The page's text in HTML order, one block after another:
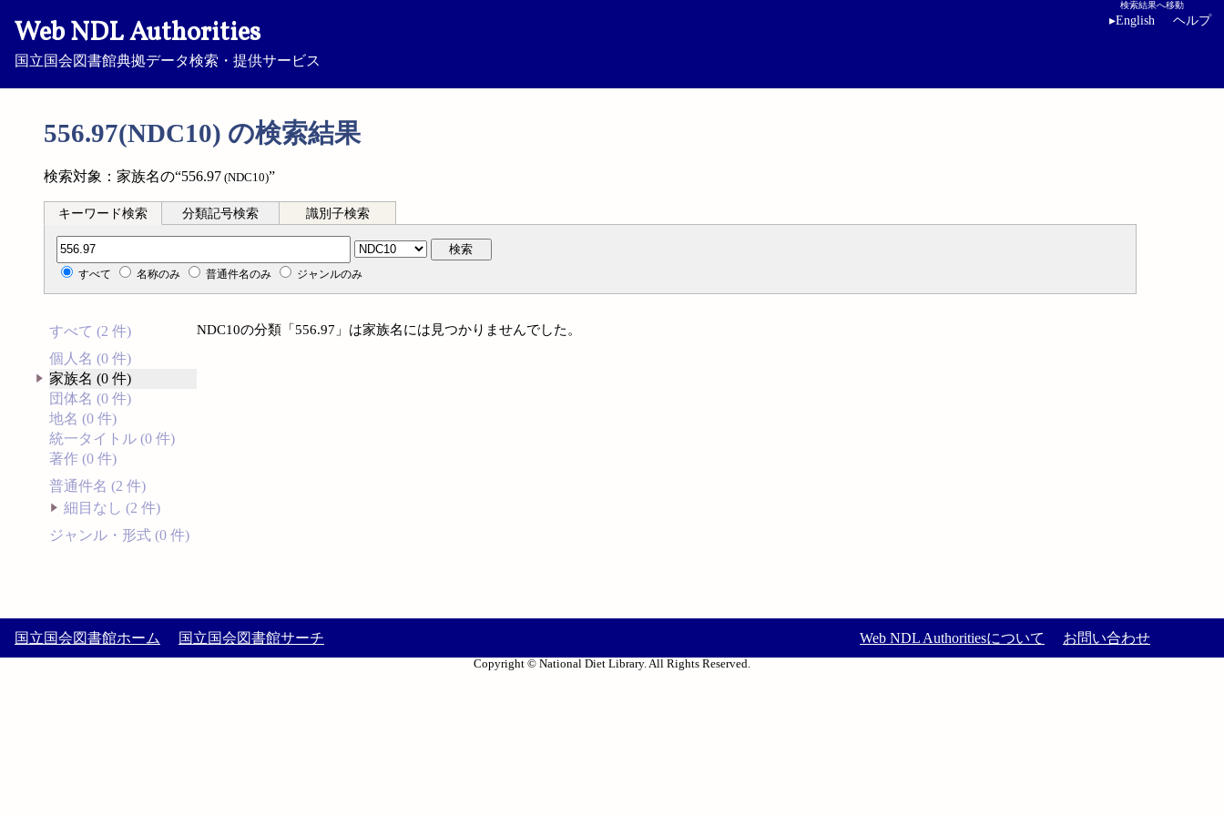
Web NDL Authorities
国立国会図書館典拠データ検索・提供サービス
検索結果へ移動
▸English ヘルプ
556.97(NDC10) の検索結果
検索対象：家族名の“556.97 (NDC10)”
キーワード検索 分類記号検索 識別子検索
分類記号検索 検索
すべて 名称のみ 普通件名のみ ジャンルのみ
すべて (2 件)
個人名 (0 件)
家族名 (0 件)
団体名 (0 件)
地名 (0 件)
統一タイトル (0 件)
著作 (0 件)
普通件名 (2 件)
細目なし (2 件)
ジャンル・形式 (0 件)
NDC10の分類「556.97」は家族名には見つかりませんでした。
国立国会図書館ホーム 国立国会図書館サーチ Web NDL Authoritiesについて お問い合わせ
Copyright © National Diet Library. All Rights Reserved.